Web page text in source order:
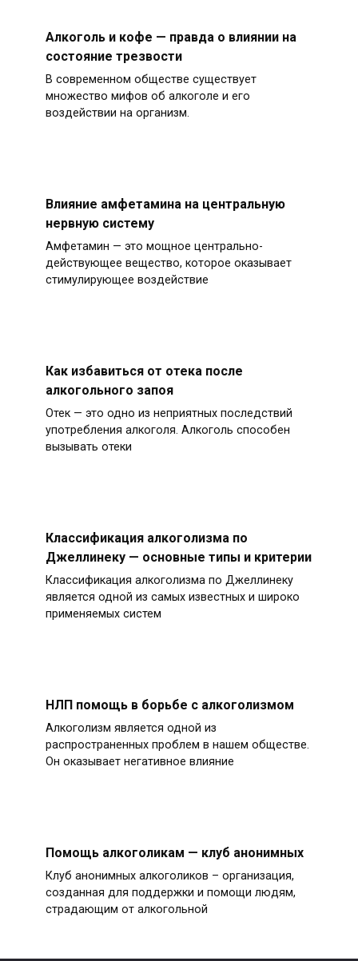
Алкоголь и кофе — правда о влиянии на
состояние трезвости
В современном обществе существует
множество мифов об алкоголе и его
воздействии на организм.
Влияние амфетамина на центральную
нервную систему
Амфетамин — это мощное центрально-
действующее вещество, которое оказывает
стимулирующее воздействие
Как избавиться от отека после
алкогольного запоя
Отек — это одно из неприятных последствий
употребления алкоголя. Алкоголь способен
вызывать отеки
Классификация алкоголизма по
Джеллинеку — основные типы и критерии
Классификация алкоголизма по Джеллинеку
является одной из самых известных и широко
применяемых систем
НЛП помощь в борьбе с алкоголизмом
Алкоголизм является одной из
распространенных проблем в нашем обществе.
Он оказывает негативное влияние
Помощь алкоголикам — клуб анонимных
Клуб анонимных алкоголиков – организация,
созданная для поддержки и помощи людям,
страдающим от алкогольной